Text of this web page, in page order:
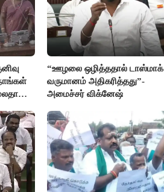
“ஊழலை ஒழித்ததால் டாஸ்மாக்
வருமானம் அதிகரித்தது”-
அமைச்சர் விக்னேஷ்